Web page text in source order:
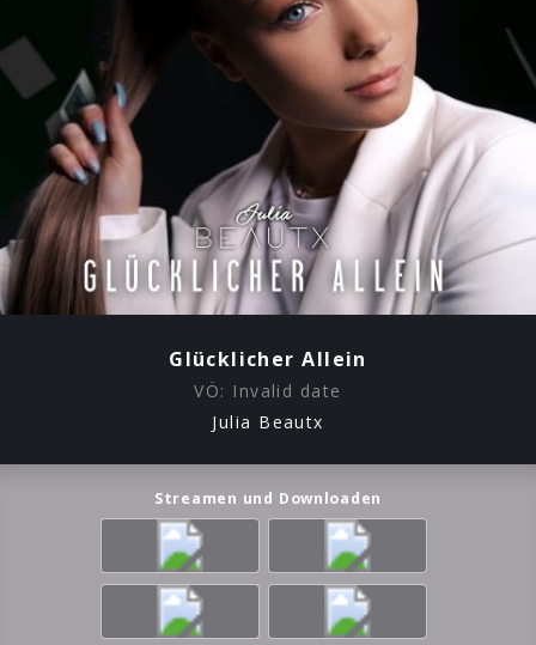
Glücklicher Allein
VÖ: Invalid date
Julia Beautx
Streamen und Downloaden